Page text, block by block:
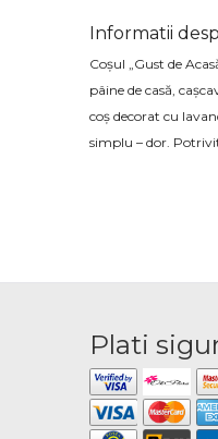
Informatii
Coșul „Gust de
pâine de casă,
coș decorat cu
simplu – dor.
Plati